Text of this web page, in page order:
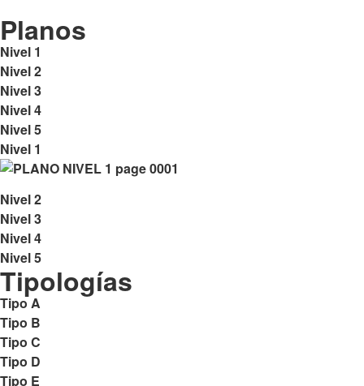
Planos
Nivel 1
Nivel 2
Nivel 3
Nivel 4
Nivel 5
Nivel 1
Nivel 2
Nivel 3
Nivel 4
Nivel 5
Tipologías
Tipo A
Tipo B
Tipo C
Tipo D
Tipo E